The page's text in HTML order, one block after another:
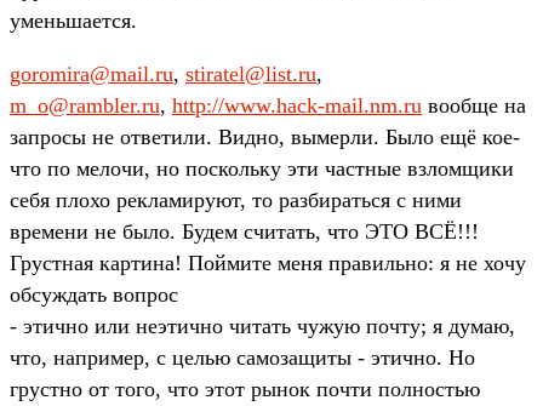
уменьшается.
goromira@mail.ru, stiratel@list.ru,
m_o@rambler.ru, http://www.hack-mail.nm.ru вообще на
запросы не ответили. Видно, вымерли. Было ещё кое-
что по мелочи, но поскольку эти частные взломщики
себя плохо рекламируют, то разбираться с ними
времени не было. Будем считать, что ЭТО ВСЁ!!!
Грустная картина! Поймите меня правильно: я не хочу
обсуждать вопрос
- этично или неэтично читать чужую почту; я думаю,
что, например, с целью самозащиты - этично. Но
грустно от того, что этот рынок почти полностью